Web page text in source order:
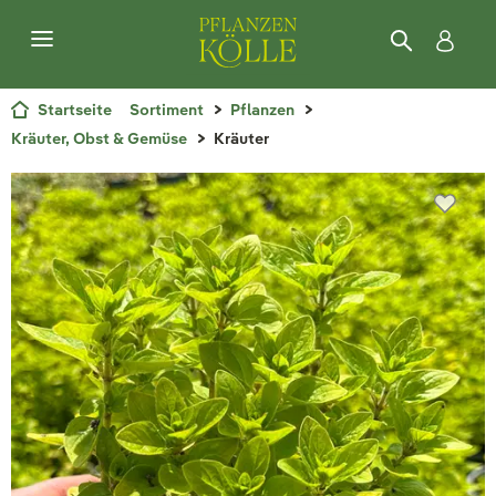
Startseite Sortiment
Pflanzen
Kräuter, Obst & Gemüse
Kräuter